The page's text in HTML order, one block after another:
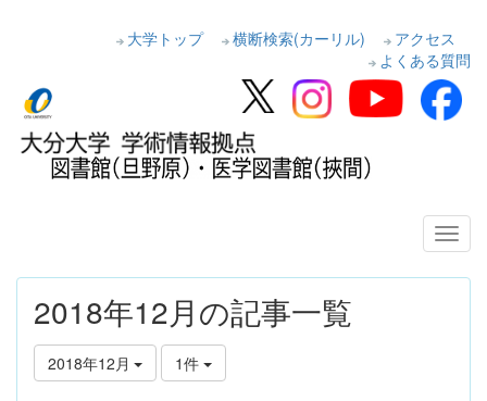
大学トップ 横断検索(カーリル)
アクセス
よくある質問
2018年12月の記事一覧
2018年12月 1件